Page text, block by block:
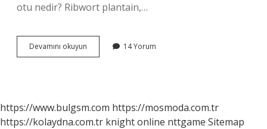
otu nedir? Ribwort plantain,…
Devamını okuyun
Otunun
14 Yorum
https://www.bulgsm.com https://mosmoda.com.tr
https://kolaydna.com.tr knight online nttgame Sitemap